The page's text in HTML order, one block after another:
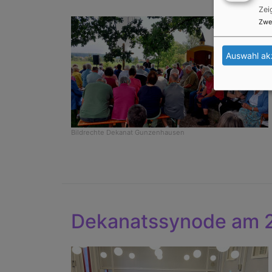
Bildrechte Dekanat Gunzenhausen
Dekanatssynode am
Auswahl